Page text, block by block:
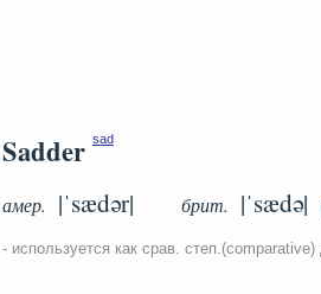
Sadder sad
амер. |ˈsædər| брит. |ˈsædə|
- используется как срав. степ.(comparative)